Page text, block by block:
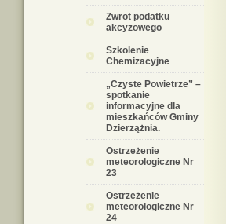
Zwrot podatku
akcyzowego
Szkolenie
Chemizacyjne
„Czyste Powietrze” –
spotkanie
informacyjne dla
mieszkańców Gminy
Dzierzążnia.
Ostrzeżenie
meteorologiczne Nr
23
Ostrzeżenie
meteorologiczne Nr
24